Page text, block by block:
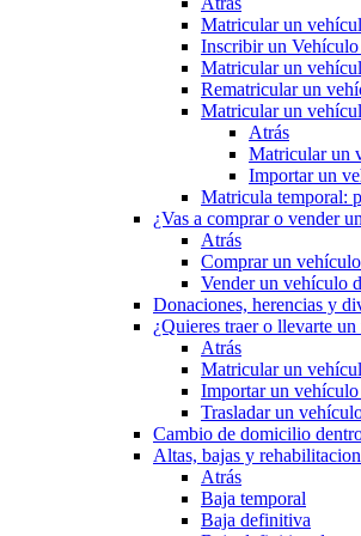
Matricular un
Inscribir un
Matricular un
Rematricular un
Matricular un
Atrás
Matricular un
Importar un
Matricula temporal:
¿Vas a comprar o vender
Atrás
Comprar un
Vender un vehículo
Donaciones, herencias y
¿Quieres traer o llevarte
Atrás
Matricular un
Importar un
Trasladar un
Cambio de domicilio
Altas, bajas y
Atrás
Baja temporal
Baja definitiva